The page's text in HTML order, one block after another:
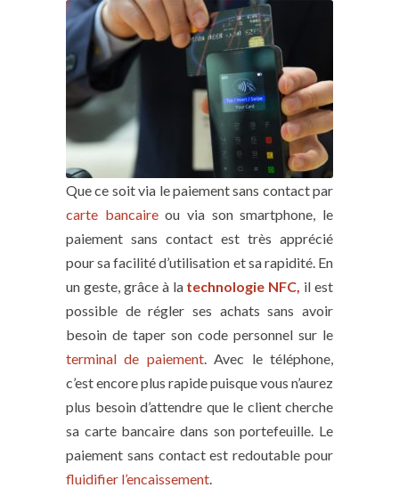
Que ce soit via le paiement sans contact par
carte bancaireou via son smartphone, le
paiement sans contact est très apprécié
pour sa facilité d’utilisation et sa rapidité. En
un geste, grâce à la technologie NFC, il est
possible de régler ses achats sans avoir
besoin de taper son code personnel sur le
terminal de paiement. Avec le téléphone,
c’est encore plus rapide puisque vous n’aurez
plus besoin d’attendre que le client cherche
sa carte bancaire dans son portefeuille. Le
paiement sans contact est redoutable pour
fluidifier l’encaissement.